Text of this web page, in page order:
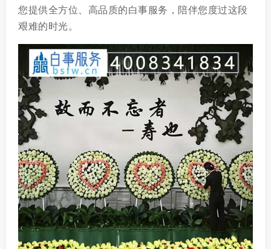
您提供全方位、高品质的白事服务，陪伴您度过这段
艰难的时光。